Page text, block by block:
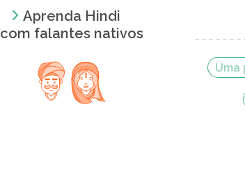
Aprenda Hindi
com falantes nativos